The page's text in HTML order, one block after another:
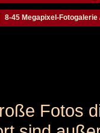
8-45 Megapixel-Fotogalerie
Fotos